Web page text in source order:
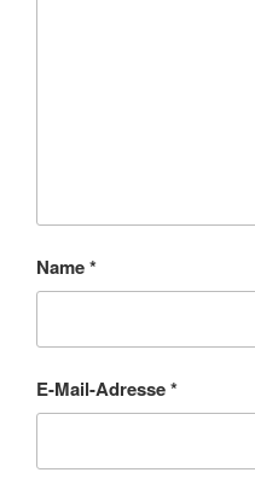
Name*
E-Mail-Adresse*